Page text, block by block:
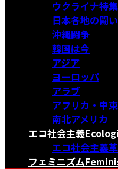
ウクライナ特集
日本各地の闘い
沖縄闘争
韓国は今
アジア
ヨーロッパ
アラブ
アフリカ・中東
南北アメリカ
エコ社会主義
エコ社会主義
フェミニズム